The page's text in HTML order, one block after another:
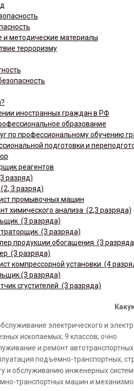
и методические материалы
терроризму
иностранных граждан в РФ
образование
по профессиональному обучению
подготовки и
реагентов
разряд)
3 разряд)
промывочных машин
химического анализа (2,3 разряда)
(3 разряда)
(3 разряда)
продукции обогащения (3
(3 разряда)
компрессорной установки (4
(3 разряда)
сгустителей (3 разряда)
электрического и
ископаемых; 9 классов; очно
и ремонт
подъемно-транспортных,
и обслуживанию инженерных
транспортных машин и